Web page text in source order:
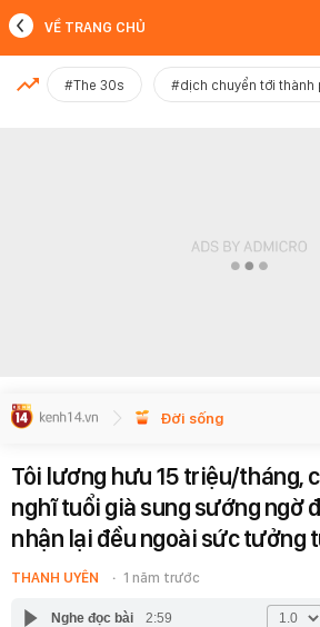
MỚI NHẤT
VỀ TRANG CHỦ
#The 30s #dịch chuyển tới thành
Đời sống
Tôi lương hưu 15 triệu/tháng,
nghĩ tuổi già sung sướng ngờ
nhận lại đều ngoài sức tưởng
THANH UYÊN 1 năm trước
Nghe đọc bài 2:59